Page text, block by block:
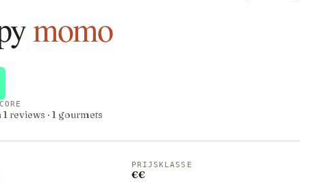
momo
reviews · 1 gourmets
PRIJSKLASSE
€€